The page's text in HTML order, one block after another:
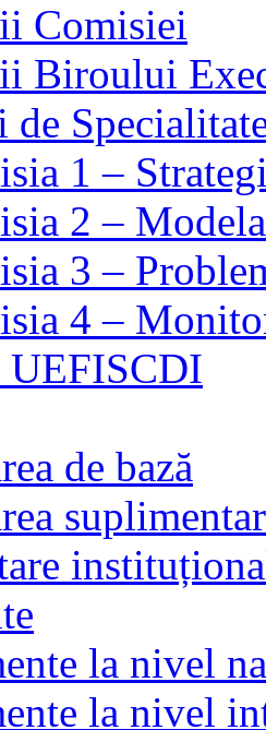
Comisiei
Biroului
de
1 –
2 –
3 –
4 –
UEFISCDI
de bază
la nivel
la nivel